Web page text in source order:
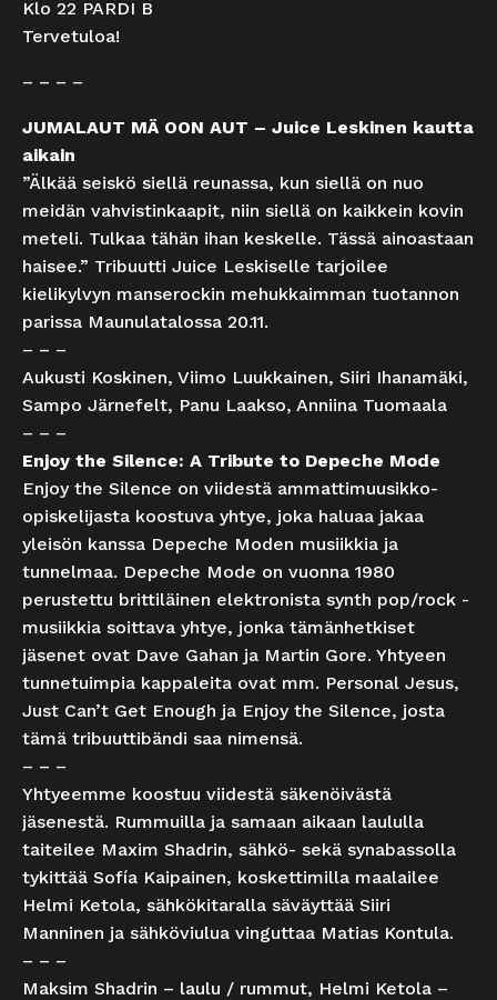
Klo 22 PARDI B
Tervetuloa!
– – – –
JUMALAUT MÄ OON AUT – Juice Leskinen kautta
aikain
”Älkää seiskö siellä reunassa, kun siellä on nuo
meidän vahvistinkaapit, niin siellä on kaikkein kovin
meteli. Tulkaa tähän ihan keskelle. Tässä ainoastaan
haisee.” Tribuutti Juice Leskiselle tarjoilee
kielikylvyn manserockin mehukkaimman tuotannon
parissa Maunulatalossa 20.11.
– – –
Aukusti Koskinen, Viimo Luukkainen, Siiri Ihanamäki,
Sampo Järnefelt, Panu Laakso, Anniina Tuomaala
– – –
Enjoy the Silence: A Tribute to Depeche Mode
Enjoy the Silence on viidestä ammattimuusikko-
opiskelijasta koostuva yhtye, joka haluaa jakaa
yleisön kanssa Depeche Moden musiikkia ja
tunnelmaa. Depeche Mode on vuonna 1980
perustettu brittiläinen elektronista synth pop/rock -
musiikkia soittava yhtye, jonka tämänhetkiset
jäsenet ovat Dave Gahan ja Martin Gore. Yhtyeen
tunnetuimpia kappaleita ovat mm. Personal Jesus,
Just Can’t Get Enough ja Enjoy the Silence, josta
tämä tribuuttibändi saa nimensä.
– – –
Yhtyeemme koostuu viidestä säkenöivästä
jäsenestä. Rummuilla ja samaan aikaan laululla
taiteilee Maxim Shadrin, sähkö- sekä synabassolla
tykittää Sofía Kaipainen, koskettimilla maalailee
Helmi Ketola, sähkökitaralla säväyttää Siiri
Manninen ja sähköviulua vinguttaa Matias Kontula.
– – –
Maksim Shadrin – laulu / rummut, Helmi Ketola –